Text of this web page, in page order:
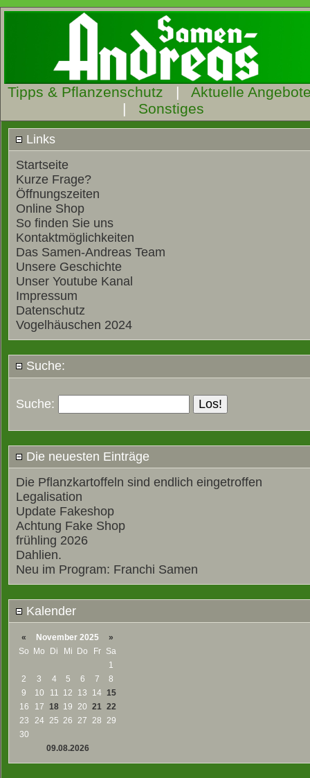
Tipps & Pflanzenschutz | Aktuelle
| Sonstiges
Links
Startseite
Kurze Frage?
Öffnungszeiten
Online Shop
So finden Sie uns
Kontaktmöglichkeiten
Das Samen-Andreas Team
Unsere Geschichte
Unser Youtube Kanal
Impressum
Datenschutz
Vogelhäuschen 2024
Suche:
Suche:
Die neuesten Einträge
Die Pflanzkartoffeln sind endlich eingetroffen
Legalisation
Update Fakeshop
Achtung Fake Shop
frühling 2026
Dahlien.
Neu im Program: Franchi Samen
Kalender
« November 2025
»
So Mo Di Mi Do Fr
Sa
1
2
3 4 5 6 7
8
9
10 11 12 13 14 15
16
17 18 19 20 21 22
23
24 25 26 27 28 29
30
09.08.2026